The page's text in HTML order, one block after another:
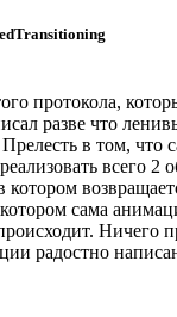
протокола,
разве что
в том, что
всего 2
сама
Ничего
радостно